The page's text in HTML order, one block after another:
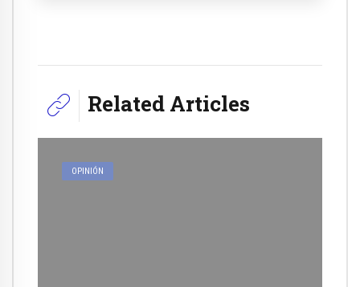
Related Articles
OPINIÓN